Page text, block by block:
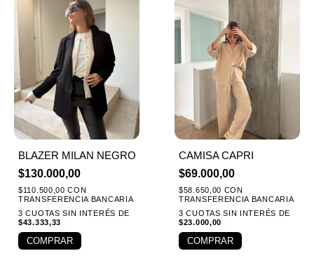
BLAZER MILAN NEGRO
$130.000,00
$110.500,00 CON
TRANSFERENCIA BANCARIA
3 CUOTAS SIN INTERÉS DE
$43.333,33
COMPRAR
CAMISA CAPRI
$69.000,00
$58.650,00 CON
TRANSFERENCIA BANCARIA
3 CUOTAS SIN INTERÉS DE
$23.000,00
COMPRAR